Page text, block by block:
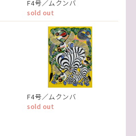
F4号／ムクンバ
sold out
F4号／ムクンバ
sold out